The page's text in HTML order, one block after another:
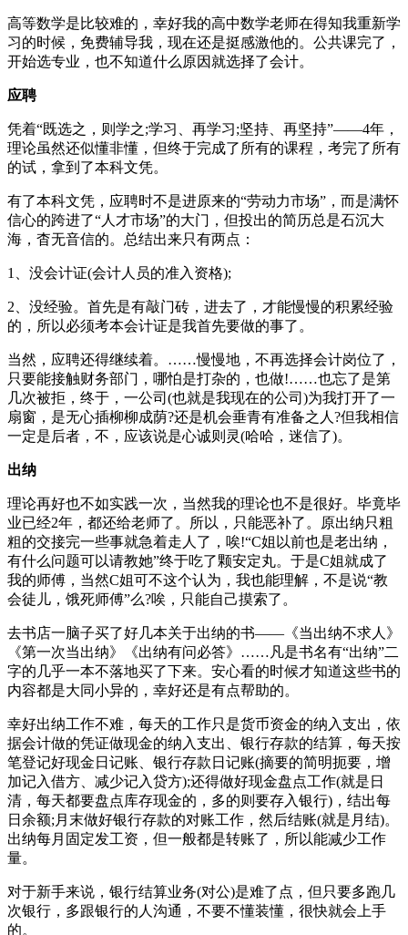
高等数学是比较难的，幸好我的高中数学老师在得知我重新学
习的时候，免费辅导我，现在还是挺感激他的。公共课完了，
开始选专业，也不知道什么原因就选择了会计。
应聘
凭着“既选之，则学之;学习、再学习;坚持、再坚持”——4年，
理论虽然还似懂非懂，但终于完成了所有的课程，考完了所有
的试，拿到了本科文凭。
有了本科文凭，应聘时不是进原来的“劳动力市场”，而是满怀
信心的跨进了“人才市场”的大门，但投出的简历总是石沉大
海，杳无音信的。总结出来只有两点：
1、没会计证(会计人员的准入资格);
2、没经验。首先是有敲门砖，进去了，才能慢慢的积累经验
的，所以必须考本会计证是我首先要做的事了。
当然，应聘还得继续着。……慢慢地，不再选择会计岗位了，
只要能接触财务部门，哪怕是打杂的，也做!……也忘了是第
几次被拒，终于，一公司(也就是我现在的公司)为我打开了一
扇窗，是无心插柳柳成荫?还是机会垂青有准备之人?但我相信
一定是后者，不，应该说是心诚则灵(哈哈，迷信了)。
出纳
理论再好也不如实践一次，当然我的理论也不是很好。毕竟毕
业已经2年，都还给老师了。所以，只能恶补了。原出纳只粗
粗的交接完一些事就急着走人了，唉!“C姐以前也是老出纳，
有什么问题可以请教她”终于吃了颗安定丸。于是C姐就成了
我的师傅，当然C姐可不这个认为，我也能理解，不是说“教
会徒儿，饿死师傅”么?唉，只能自己摸索了。
去书店一脑子买了好几本关于出纳的书——《当出纳不求人》
《第一次当出纳》《出纳有问必答》……凡是书名有“出纳”二
字的几乎一本不落地买了下来。安心看的时候才知道这些书的
内容都是大同小异的，幸好还是有点帮助的。
幸好出纳工作不难，每天的工作只是货币资金的纳入支出，依
据会计做的凭证做现金的纳入支出、银行存款的结算，每天按
笔登记好现金日记账、银行存款日记账(摘要的简明扼要，增
加记入借方、减少记入贷方);还得做好现金盘点工作(就是日
清，每天都要盘点库存现金的，多的则要存入银行)，结出每
日余额;月末做好银行存款的对账工作，然后结账(就是月结)。
出纳每月固定发工资，但一般都是转账了，所以能减少工作
量。
对于新手来说，银行结算业务(对公)是难了点，但只要多跑几
次银行，多跟银行的人沟通，不要不懂装懂，很快就会上手
的。